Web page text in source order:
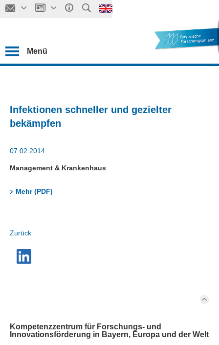
Menü
Infektionen schneller und gezielter
bekämpfen
07.02.2014
Management & Krankenhaus
Mehr (PDF)
Zurück
Kompetenzzentrum für Forschungs- und
Innovationsförderung in Bayern, Europa und der Welt